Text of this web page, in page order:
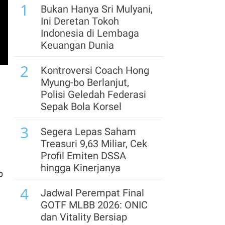
Harga Reli, Ada Apa?
Iran Berpotensi
Kendalikan Selat
Hormuz, AS dan Oman
Bahas Kesepakatan
Akhiri Perang
TOWR Resmi
LQ45, Cermati
Rekomendasi Analis
Simak Rekomendasi
Teknikal Saham ENRG,
AADI, dan AMRT untuk
Jumat (7/8)
1
Bukan Hanya Sri Mulyani,
Ini Deretan Tokoh
Indonesia di Lembaga
Keuangan Dunia
2
Kontroversi Coach Hong
Myung-bo Berlanjut,
Polisi Geledah Federasi
Sepak Bola Korsel
3
Segera Lepas Saham
Treasuri 9,63 Miliar, Cek
Profil Emiten DSSA
hingga Kinerjanya
4
Jadwal Perempat Final
GOTF MLBB 2026: ONIC
dan Vitality Bersiap